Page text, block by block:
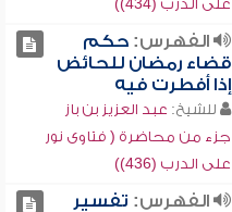
على الدرب (434))
الفهرس:حكم
قضاء رمضان للحائض
إذا أفطرت فيه
للشيخ: عبد العزيز بن باز
جزء من محاضرة ( فتاوى نور
على الدرب (436))
الفهرس: تفسير